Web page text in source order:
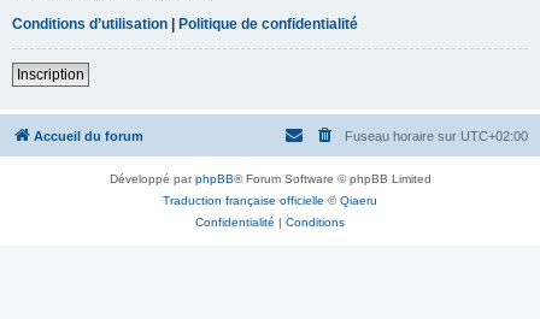
Conditions d’utilisation | Politique de confidentialité
Inscription
Accueil du forum Fuseau horaire sur UTC+02:00
Développé parphpBB® Forum Software © phpBB Limited
Traduction française officielle ©Qiaeru
Confidentialité | Conditions